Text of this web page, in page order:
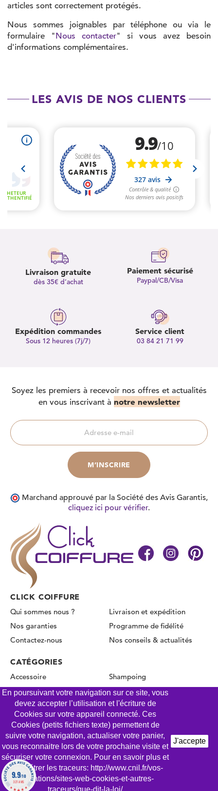
articles sont correctement protégés.
Nous sommes joignables par téléphone ou via le
formulaire "Nous contacter" si vous avez besoin
d'informations complémentaires.
LES AVIS DE NOS CLIENTS
Livraison gratuite
dès 35€ d’achat
Paiement sécurisé
Paypal/CB/Visa
Expédition commandes
Sous 12 heures (7j/7)
Service client
03 84 21 71 99
CLICK COIFFURE
Qui sommes nous ?
Livraison et expédition
Nos garanties
Programme de fidélité
Contactez-nous
Nos conseils & actualités
CATÉGORIES
Accessoire
Coloration & décoloration
Oxydant & révélateur
Permanente & Lissage
Shampoing
Produit de coiffage
Soin & masque
Soyez les premiers à recevoir nos offres et actualités
en vous inscrivant à notre newsletter
Marchand approuvé par la Société des Avis Garantis,
cliquez ici pour vérifier.
En poursuivant votre navigation sur ce site, vous
devez accepter l’utilisation et l'écriture de
Cookies sur votre appareil connecté. Ces
Cookies (petits fichiers texte) permettent de
suivre votre navigation, actualiser votre panier,
vous reconnaitre lors de votre prochaine visite et
sécuriser votre connexion. Pour en savoir plus et
paramétrer les traceurs: http://www.cnil.fr/vos-
obligations/sites-web-cookies-et-autres-
traceurs/que-dit-la-loi/
J'accepte
© CLICK COIFFURE 2026 - Tous droits réservés
Mentions légales
Conditions Générales de Vente
Gestion des Cookies
Politique de confidentialité
9.9/10
327 AVIS